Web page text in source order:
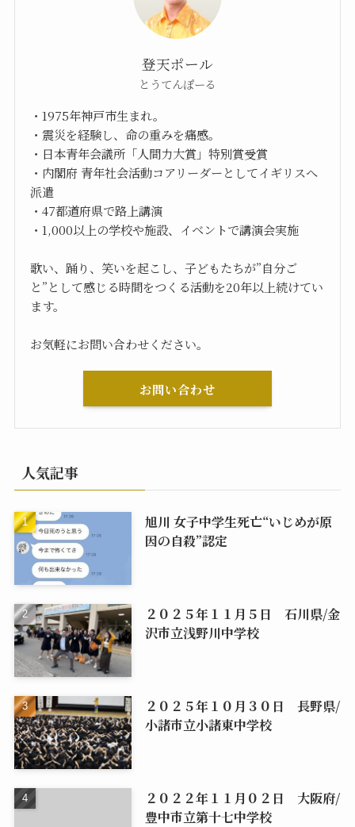
登天ポール
とうてんぽーる
・1975年神戸市生まれ。
・震災を経験し、命の重みを痛感。
・日本青年会議所「人間力大賞」特別賞受賞
・内閣府 青年社会活動コアリーダーとしてイギリスへ
派遣
・47都道府県で路上講演
・1,000以上の学校や施設、イベントで講演会実施
歌い、踊り、笑いを起こし、子どもたちが”自分ご
と”として感じる時間をつくる活動を20年以上続けてい
ます。
お気軽にお問い合わせください。
お問い合わせ
人気記事
旭川 女子中学生死亡“いじめが原
因の自殺”認定
２０２５年１１月５日 石川県/金
沢市立浅野川中学校
２０２５年１０月３０日 長野県/
小諸市立小諸東中学校
２０２２年１１月０２日 大阪府/
豊中市立第十七中学校